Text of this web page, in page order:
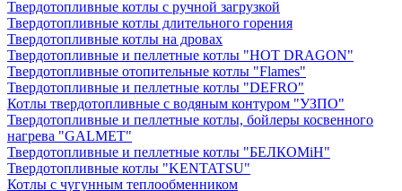
Твердотопливные котлы с ручной загрузкой
Твердотопливные котлы длительного горения
Твердотопливные котлы на дровах
Твердотопливные и пеллетные котлы "HOT DRAGON"
Твердотопливные отопительные котлы "Flames"
Твердотопливные и пеллетные котлы "DEFRO"
Котлы твердотопливные с водяным контуром "УЗПО"
Твердотопливные и пеллетные котлы, бойлеры косвенного
нагрева "GALMET"
Твердотопливные и пеллетные котлы "БЕЛКОМiН"
Твердотопливные котлы "KENTATSU"
Котлы с чугунным теплообменником